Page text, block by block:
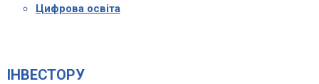
Цифрова освіта
ІНВЕСТОРУ